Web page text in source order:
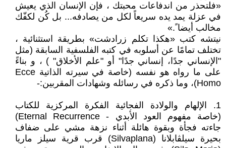
«فلتحذر من اندفاعات محبتك ، فإن الإنسان الذي يعيش
في عزلة يمد يده سريعاً لكل من يصادفه... بل كُن لكفّك
مخالب أيضا ً.»
نيتشه كتب «هكذا تكلم زرادشت» بطريقة استثنائية ،
تختلف تمامًا عن أسلوبه في كتبه الفلسفية السابقة (مثل
"الإنساني جدًا، إنساني جدًا" أو "علم الأخلاق" ) ، و بناءً
على ما رواه هو نفسه (خاصة في سيرته الذاتية Ecce
Homo)، وما ذكره في رسائله وشهادات المقربين:-
1. الإلهام والولادة الفجائية الفكرة المركزية للكتاب
(خاصة مفهوم العود الأبدي - Eternal Recurrence)
جاءته فجأة وبقوة هائلة أثناء نزهة مشي على ضفاف
بحيرة سيلڤابلانا (Silvaplana) قرب قرية سيلز ماريا